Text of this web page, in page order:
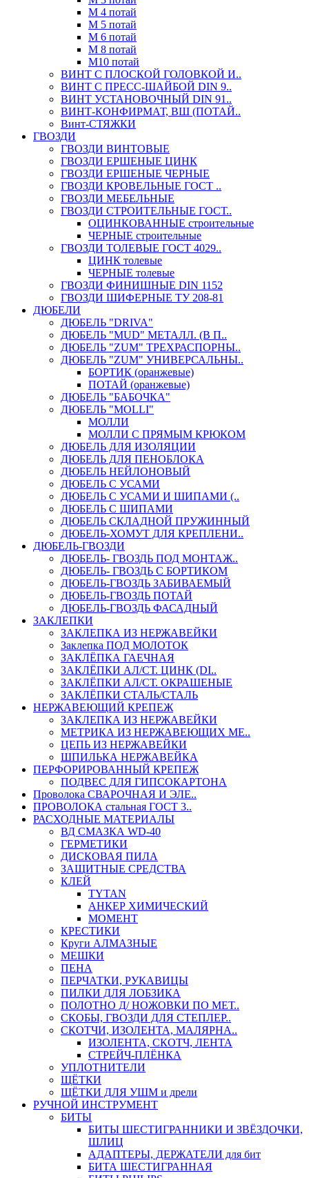
М 4 потай
М 5 потай
М 6 потай
М 8 потай
М10 потай
ВИНТ С ПЛОСКОЙ ГОЛОВКОЙ И..
ВИНТ С ПРЕСС-ШАЙБОЙ DIN 9..
ВИНТ УСТАНОВОЧНЫЙ DIN 91..
ВИНТ-КОНФИРМАТ, ВШ (ПОТАЙ..
Винт-СТЯЖКИ
ГВОЗДИ
ГВОЗДИ ВИНТОВЫЕ
ГВОЗДИ ЕРШЕНЫЕ ЦИНК
ГВОЗДИ ЕРШЕНЫЕ ЧЕРНЫЕ
ГВОЗДИ КРОВЕЛЬНЫЕ ГОСТ ..
ГВОЗДИ МЕБЕЛЬНЫЕ
ГВОЗДИ СТРОИТЕЛЬНЫЕ ГОСТ..
ОЦИНКОВАННЫЕ строительные
ЧЕРНЫЕ строительные
ГВОЗДИ ТОЛЕВЫЕ ГОСТ 4029..
ЦИНК толевые
ЧЕРНЫЕ толевые
ГВОЗДИ ФИНИШНЫЕ DIN 1152
ГВОЗДИ ШИФЕРНЫЕ ТУ 208-81
ДЮБЕЛИ
ДЮБЕЛЬ "DRIVA"
ДЮБЕЛЬ "MUD" МЕТАЛЛ. (В П..
ДЮБЕЛЬ "ZUM" ТРЕХРАСПОРНЫ..
ДЮБЕЛЬ "ZUM" УНИВЕРСАЛЬНЫ..
БОРТИК (оранжевые)
ПОТАЙ (оранжевые)
ДЮБЕЛЬ "БАБОЧКА"
ДЮБЕЛЬ "МOLLI"
МОЛЛИ
МОЛЛИ С ПРЯМЫМ КРЮКОМ
ДЮБЕЛЬ ДЛЯ ИЗОЛЯЦИИ
ДЮБЕЛЬ ДЛЯ ПЕНОБЛОКА
ДЮБЕЛЬ НЕЙЛОНОВЫЙ
ДЮБЕЛЬ С УСАМИ
ДЮБЕЛЬ С УСАМИ И ШИПАМИ (..
ДЮБЕЛЬ С ШИПАМИ
ДЮБЕЛЬ СКЛАДНОЙ ПРУЖИННЫЙ
ДЮБЕЛЬ-ХОМУТ ДЛЯ КРЕПЛЕНИ..
ДЮБЕЛЬ-ГВОЗДИ
ДЮБЕЛЬ- ГВОЗДЬ ПОД МОНТАЖ..
ДЮБЕЛЬ- ГВОЗДЬ С БОРТИКОМ
ДЮБЕЛЬ-ГВОЗДЬ ЗАБИВАЕМЫЙ
ДЮБЕЛЬ-ГВОЗДЬ ПОТАЙ
ДЮБЕЛЬ-ГВОЗДЬ ФАСАДНЫЙ
ЗАКЛЕПКИ
ЗАКЛЕПКА ИЗ НЕРЖАВЕЙКИ
Заклепка ПОД МОЛОТОК
ЗАКЛЁПКА ГАЕЧНАЯ
ЗАКЛЁПКИ АЛ/СТ. ЦИНК (DI..
ЗАКЛЁПКИ АЛ/СТ. ОКРАШЕНЫЕ
ЗАКЛЁПКИ СТАЛЬ/СТАЛЬ
НЕРЖАВЕЮЩИЙ КРЕПЕЖ
ЗАКЛЕПКА ИЗ НЕРЖАВЕЙКИ
МЕТРИКА ИЗ НЕРЖАВЕЮЩИХ МЕ..
ЦЕПЬ ИЗ НЕРЖАВЕЙКИ
ШПИЛЬКА НЕРЖАВЕЙКА
ПЕРФОРИРОВАННЫЙ КРЕПЕЖ
ПОДВЕС ДЛЯ ГИПСОКАРТОНА
Проволока СВАРОЧНАЯ И ЭЛЕ..
ПРОВОЛОКА стальная ГОСТ 3..
РАСХОДНЫЕ МАТЕРИАЛЫ
ВД СМАЗКА WD-40
ГЕРМЕТИКИ
ДИСКОВАЯ ПИЛА
ЗАЩИТНЫЕ СРЕДСТВА
КЛЕЙ
TYTAN
АНКЕР ХИМИЧЕСКИЙ
МОМЕНТ
КРЕСТИКИ
Круги АЛМАЗНЫЕ
МЕШКИ
ПЕНА
ПЕРЧАТКИ, РУКАВИЦЫ
ПИЛКИ ДЛЯ ЛОБЗИКА
ПОЛОТНО Д/ НОЖОВКИ ПО МЕТ..
СКОБЫ, ГВОЗДИ ДЛЯ СТЕПЛЕР..
СКОТЧИ, ИЗОЛЕНТА, МАЛЯРНА..
ИЗОЛЕНТА, СКОТЧ, ЛЕНТА
СТРЕЙЧ-ПЛЁНКА
УПЛОТНИТЕЛИ
ЩЁТКИ
ЩЁТКИ ДЛЯ УШМ и дрели
РУЧНОЙ ИНСТРУМЕНТ
БИТЫ
БИТЫ ШЕСТИГРАННИКИ И ЗВЁЗДОЧКИ,
ШЛИЦ
АДАПТЕРЫ, ДЕРЖАТЕЛИ для бит
БИТА ШЕСТИГРАННАЯ